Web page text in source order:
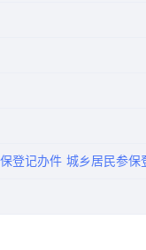
登记办件 城乡居民参保